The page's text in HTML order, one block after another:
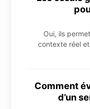
Oui, ils
contexte réel
Comment
d’un